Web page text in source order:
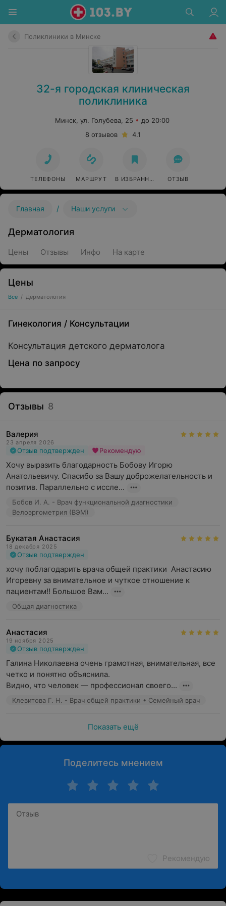
Поликлиники в Минске
32-я городская клиническая
поликлиника
Минск, ул. Голубева, 25
до 20:00
8 отзывов
4.1
ТЕЛЕФОНЫ МАРШРУТ В ИЗБРАННОЕ ОТЗЫВ
Главная / Наши услуги
Дерматология
Цены Отзывы Инфо На карте
Цены
Все / Дерматология
Гинекология / Консультации
Консультация детского дерматолога
Цена по запросу
Отзывы 8
Валерия
23 апреля 2026
Отзыв подтвержден Рекомендую
Хочу выразить благодарность Бобову Игорю
Анатольевичу. Спасибо за Вашу доброжелательность и
позитив. Параллельно с иссле...
Бобов И. А. - Врач функциональной диагностики
Велоэргометрия (ВЭМ)
Букатая Анастасия
18 декабря 2025
Отзыв подтвержден
хочу поблагодарить врача общей практики  Анастасию
Игоревну за внимательное и чуткое отношение к
пациентам!! Большое Вам...
Общая диагностика
Анастасия
19 ноября 2025
Отзыв подтвержден
Галина Николаевна очень грамотная, внимательная, все
четко и понятно объяснила.
Видно, что человек — профессионал своего...
Клевитова Г. Н. - Врач общей практики • Семейный врач
Показать ещё
Поделитесь мнением
Рекомендую